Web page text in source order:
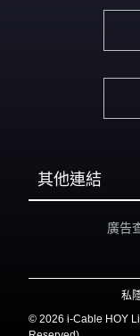
其他連結
廣告
私
© 2026 i-Cable HOY